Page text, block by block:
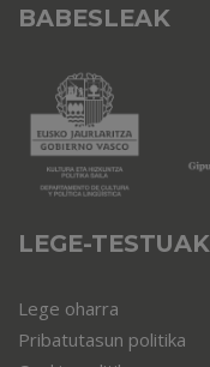
BABESLEAK
LEGE-TESTUAK
Lege oharra
Pribatutasun politika